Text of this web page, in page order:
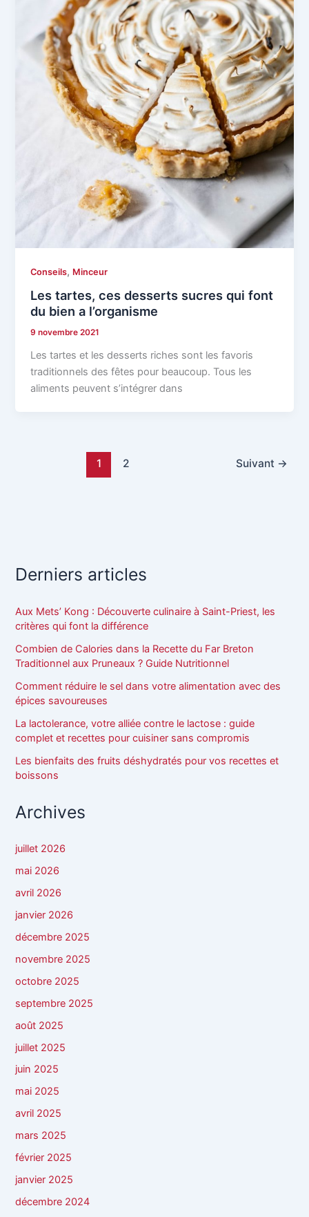
Conseils, Minceur
Les tartes, ces desserts sucres qui font
du bien a l’organisme
9 novembre 2021
Les tartes et les desserts riches sont les favoris
traditionnels des fêtes pour beaucoup. Tous les
aliments peuvent s’intégrer dans
1 2 Suivant →
Derniers articles
Aux Mets’ Kong : Découverte culinaire à Saint-Priest, les
critères qui font la différence
Combien de Calories dans la Recette du Far Breton
Traditionnel aux Pruneaux ? Guide Nutritionnel
Comment réduire le sel dans votre alimentation avec des
épices savoureuses
La lactolerance, votre alliée contre le lactose : guide
complet et recettes pour cuisiner sans compromis
Les bienfaits des fruits déshydratés pour vos recettes et
boissons
Archives
juillet 2026
mai 2026
avril 2026
janvier 2026
décembre 2025
novembre 2025
octobre 2025
septembre 2025
août 2025
juillet 2025
juin 2025
mai 2025
avril 2025
mars 2025
février 2025
janvier 2025
décembre 2024